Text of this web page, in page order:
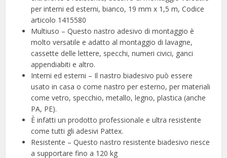
per interni ed esterni, bianco, 19 mm x 1,5 m, Codice
articolo 1415580
Multiuso – Questo nastro adesivo di montaggio è
molto versatile e adatto al montaggio di lavagne,
cassette delle lettere, specchi, numeri civici, ganci
appendiabiti e altro.
Interni ed esterni – Il nastro biadesivo può essere
usato in casa o come nastro per esterno, per materiali
come vetro, specchio, metallo, legno, plastica (anche
PA, PE).
È infatti un prodotto professionale e ultra resistente
come tutti gli adesivi Pattex.
Resistente – Questo nastro resistente biadesivo riesce
a supportare fino a 120 kg